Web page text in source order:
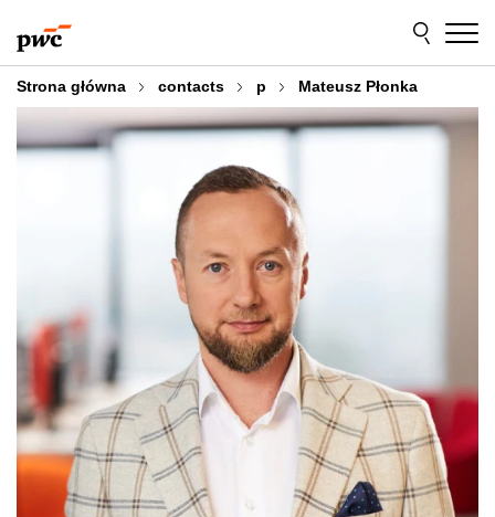
do
treści
do
stopki
Strona główna contacts p Mateusz Płonka